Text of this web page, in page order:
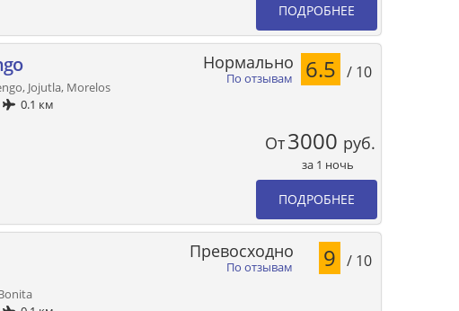
ПОДРОБНЕЕ
Jojutla, Morelos
0.1 км
По отзывам
Нормально 6.5 / 10
От3000 руб.
за 1 ночь
ПОДРОБНЕЕ
По отзывам
Превосходно 9 / 10